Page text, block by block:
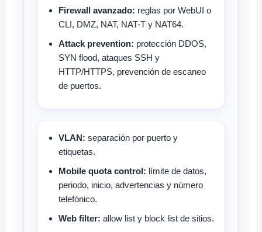
Firewall avanzado: reglas por WebUI o
CLI, DMZ, NAT, NAT-T y NAT64.
Attack prevention: protección DDOS,
SYN flood, ataques SSH y
HTTP/HTTPS, prevención de escaneo
de puertos.
VLAN: separación por puerto y
etiquetas.
Mobile quota control: límite de datos,
periodo, inicio, advertencias y número
telefónico.
Web filter: allow list y block list de sitios.